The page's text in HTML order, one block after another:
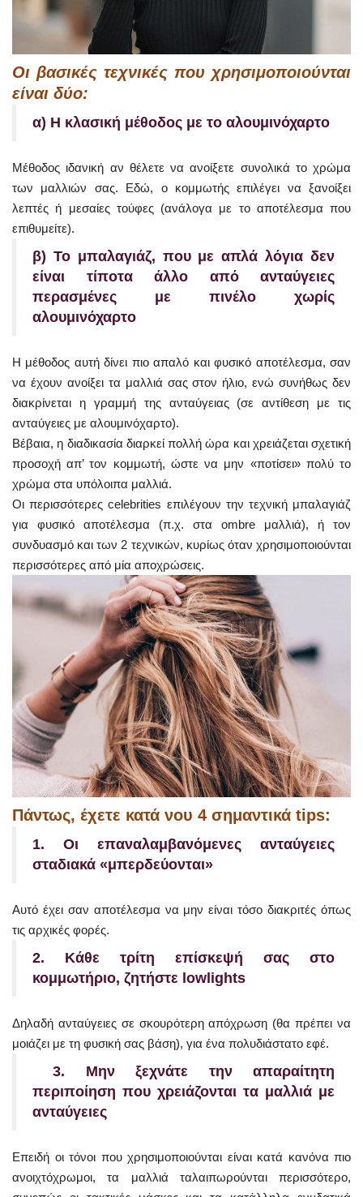
Οι βασικές τεχνικές που χρησιμοποιούνται
είναι δύο:
α) H κλασική μέθοδος με το αλουμινόχαρτο
Μέθοδος ιδανική αν θέλετε να ανοίξετε συνολικά το χρώμα
των μαλλιών σας. Εδώ, ο κομμωτής επιλέγει να ξανοίξει
λεπτές ή μεσαίες τούφες (ανάλογα με το αποτέλεσμα που
επιθυμείτε).
β) Το μπαλαγιάζ, που με απλά λόγια δεν
είναι τίποτα άλλο από ανταύγειες
περασμένες με πινέλο χωρίς
αλουμινόχαρτο
Η μέθοδος αυτή δίνει πιο απαλό και φυσικό αποτέλεσμα, σαν
να έχουν ανοίξει τα μαλλιά σας στον ήλιο, ενώ συνήθως δεν
διακρίνεται η γραμμή της ανταύγειας (σε αντίθεση με τις
ανταύγειες με αλουμινόχαρτο).
Βέβαια, η διαδικασία διαρκεί πολλή ώρα και χρειάζεται σχετική
προσοχή απ’ τον κομμωτή, ώστε να μην «ποτίσει» πολύ το
χρώμα στα υπόλοιπα μαλλιά.
Οι περισσότερες celebrities επιλέγουν την τεχνική μπαλαγιάζ
για φυσικό αποτέλεσμα (π.χ. στα ombre μαλλιά), ή τον
συνδυασμό και των 2 τεχνικών, κυρίως όταν χρησιμοποιούνται
περισσότερες από μία αποχρώσεις.
Πάντως, έχετε κατά νου 4 σημαντικά tips:
1. Οι επαναλαμβανόμενες ανταύγειες
σταδιακά «μπερδεύονται»
Αυτό έχει σαν αποτέλεσμα να μην είναι τόσο διακριτές όπως
τις αρχικές φορές.
2. Κάθε τρίτη επίσκεψή σας στο
κομμωτήριο, ζητήστε lowlights
Δηλαδή ανταύγειες σε σκουρότερη απόχρωση (θα πρέπει να
μοιάζει με τη φυσική σας βάση), για ένα πολυδιάστατο εφέ.
3. Μην ξεχνάτε την απαραίτητη
περιποίηση που χρειάζονται τα μαλλιά με
ανταύγειες
Επειδή οι τόνοι που χρησιμοποιούνται είναι κατά κανόνα πιο
ανοιχτόχρωμοι, τα μαλλιά ταλαιπωρούνται περισσότερο,